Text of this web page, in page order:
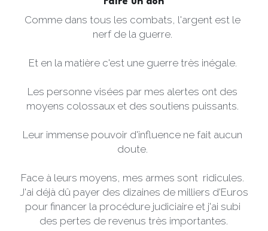
Comme dans tous les combats, l'argent est le
nerf de la guerre.
Et en la matière c'est une guerre très inégale.
Les personne visées par mes alertes ont des
moyens colossaux et des soutiens puissants.
Leur immense pouvoir d'influence ne fait aucun
doute.
Face à leurs moyens, mes armes sont  ridicules.
J'ai déjà dû payer des dizaines de milliers d'Euros
pour financer la procédure judiciaire et j'ai subi
des pertes de revenus très importantes.